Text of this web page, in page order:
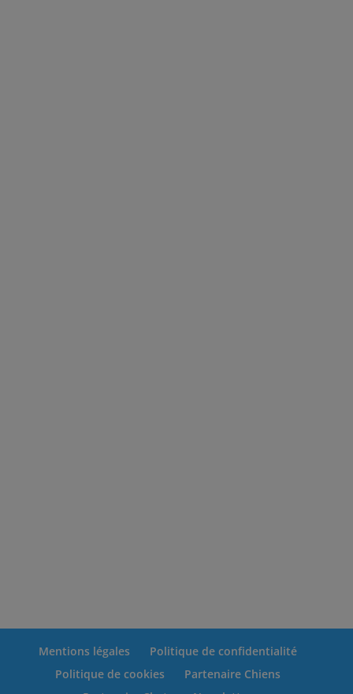
Mentions légales
Politique de confidentialité
Politique de cookies
Partenaire Chiens